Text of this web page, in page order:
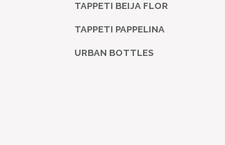
TAPPETI BEIJA FLOR
TAPPETI PAPPELINA
URBAN BOTTLES